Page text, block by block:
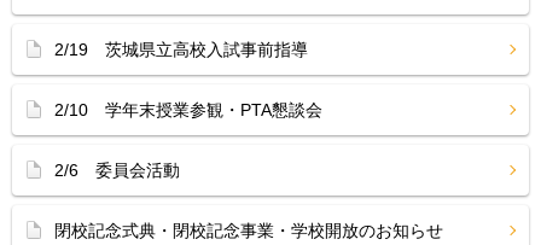
2/19 茨城県立高校入試事前指導
2/10 学年末授業参観・PTA懇談会
2/6 委員会活動
閉校記念式典・閉校記念事業・学校開放のお知らせ